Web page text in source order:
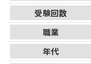
受験回数
職業
年代